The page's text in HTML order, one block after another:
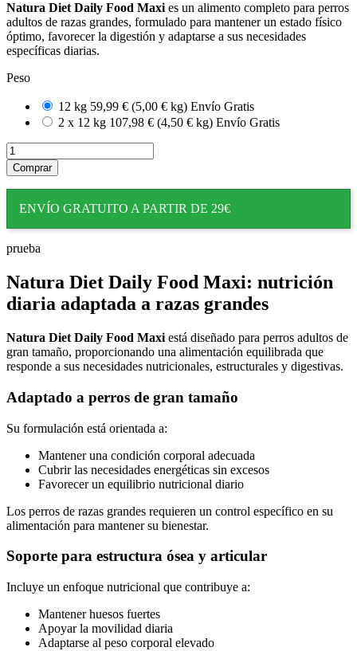
Natura Diet Daily Food Maxies un alimento completo para perros
adultos de razas grandes, formulado para mantener un estado físico
óptimo, favorecer la digestión y adaptarse a sus necesidades
específicas diarias.
Peso
12 kg 59,99 € (5,00 € kg) Envío Gratis
2 x 12 kg 107,98 € (4,50 € kg) Envío Gratis
Comprar
ENVÍO GRATUITO A PARTIR DE 29€
prueba
Natura Diet Daily Food Maxi: nutrición
diaria adaptada a razas grandes
Natura Diet Daily Food Maxi está diseñado para perros adultos de
gran tamaño, proporcionando una alimentación equilibrada que
responde a sus necesidades nutricionales, estructurales y digestivas.
Adaptado a perros de gran tamaño
Su formulación está orientada a:
Mantener una condición corporal adecuada
Cubrir las necesidades energéticas sin excesos
Favorecer un equilibrio nutricional diario
Los perros de razas grandes requieren un control específico en su
alimentación para mantener su bienestar.
Soporte para estructura ósea y articular
Incluye un enfoque nutricional que contribuye a:
Mantener huesos fuertes
Apoyar la movilidad diaria
Adaptarse al peso corporal elevado